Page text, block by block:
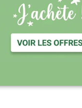
réactif : une équipe
pour vous
Visiter le site